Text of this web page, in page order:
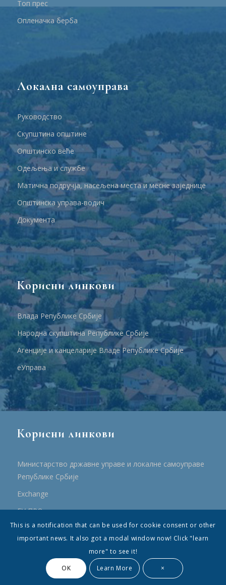
Топ прес
Опленачка берба
Локална самоуправа
Руководство
Скупштина општине
Општинско веће
Одељења и службе
Матична подручја, насељена места и месне заједнице
Општинска управа-водич
Документа
Корисни линкови
Влада Републике Србије
Народна скупштина Републике Србије
Агенције и канцеларије Владе Републике Србије
еУправа
Корисни линкови
Министарство државне управе и локалне самоуправе
Републике Србије
Еxchange
ЕУ ПРО
ПРРР
© Општина Топола - Сва права су садржана
This is a notification that can be used for cookie consent or other
important news. It also got a modal window now! Click "learn
more" to see it!
OK
Learn More ×